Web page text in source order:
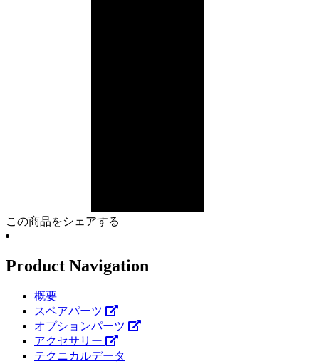
この商品をシェアする
Product Navigation
概要
スペアパーツ
オプションパーツ
アクセサリー
テクニカルデータ